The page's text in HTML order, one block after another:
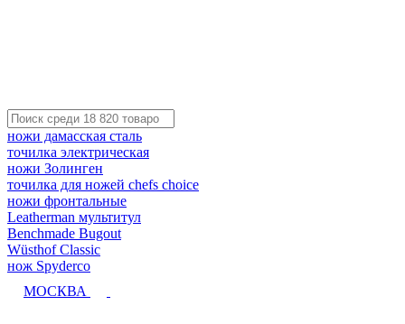
ножи дамасская сталь
точилка электрическая
ножи Золинген
точилка для ножей chefs choice
ножи фронтальные
Leatherman мультитул
Benchmade Bugout
Wüsthof Classic
нож Spyderco
МОСКВА